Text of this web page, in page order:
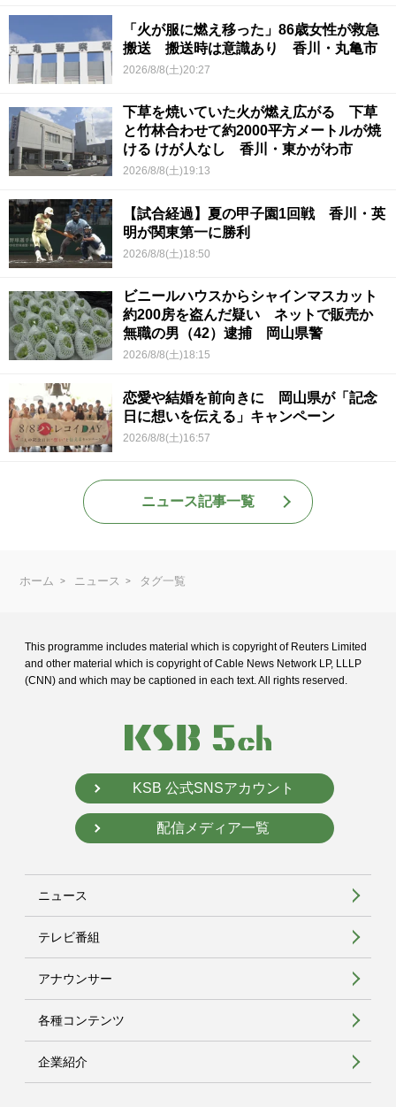
「火が服に燃え移った」86歳女性が救急
搬送 搬送時は意識あり 香川・丸亀市
2026/8/8(土)20:27
下草を焼いていた火が燃え広がる 下草
と竹林合わせて約2000平方メートルが焼
ける けが人なし 香川・東かがわ市
2026/8/8(土)19:13
【試合経過】夏の甲子園1回戦 香川・英
明が関東第一に勝利
2026/8/8(土)18:50
ビニールハウスからシャインマスカット
約200房を盗んだ疑い ネットで販売か
無職の男（42）逮捕 岡山県警
2026/8/8(土)18:15
恋愛や結婚を前向きに 岡山県が「記念
日に想いを伝える」キャンペーン
2026/8/8(土)16:57
ニュース記事一覧
ホーム ニュース タグ一覧
This programme includes material which is copyright of Reuters Limited
and other material which is copyright of Cable News Network LP, LLLP
(CNN) and which may be captioned in each text. All rights reserved.
KSB 公式SNSアカウント
配信メディア一覧
ニュース
テレビ番組
アナウンサー
各種コンテンツ
企業紹介